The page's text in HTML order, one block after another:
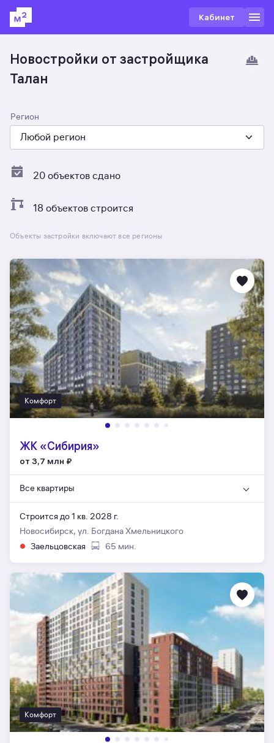
Кабинет
Новостройки от застройщика
Талан
Регион
Любой регион
20 объектов сдано
18 объектов строится
Объекты застройки включают все регионы
Комфорт
ЖК «Сибирия»
от 3,7 млн ₽
Все квартиры
Строится до 1 кв. 2028 г.
Новосибирск, ул. Богдана Хмельницкого
Заельцовская
65 мин.
Комфорт